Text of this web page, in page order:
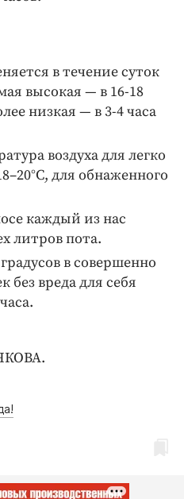
в течение суток
высокая — в 16-18
низкая — в 3-4 часа
воздуха для легко
для обнаженного
каждый из нас
литров пота.
в совершенно
без вреда для себя